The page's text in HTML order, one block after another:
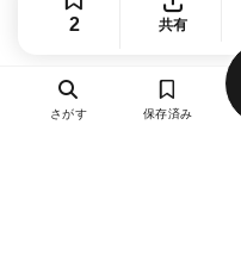
2 共有
さがす 保存済み